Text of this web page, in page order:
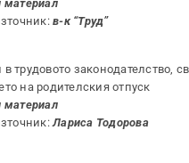
материал
в-к “Труд”
трудовото законодателство,
на родителския отпуск
материал
Лариса Тодорова